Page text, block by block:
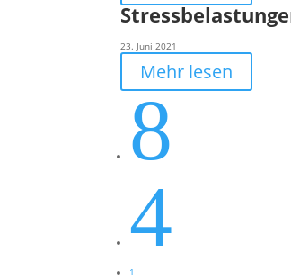
23. Juni 2021
Mehr lesen
8
4
1